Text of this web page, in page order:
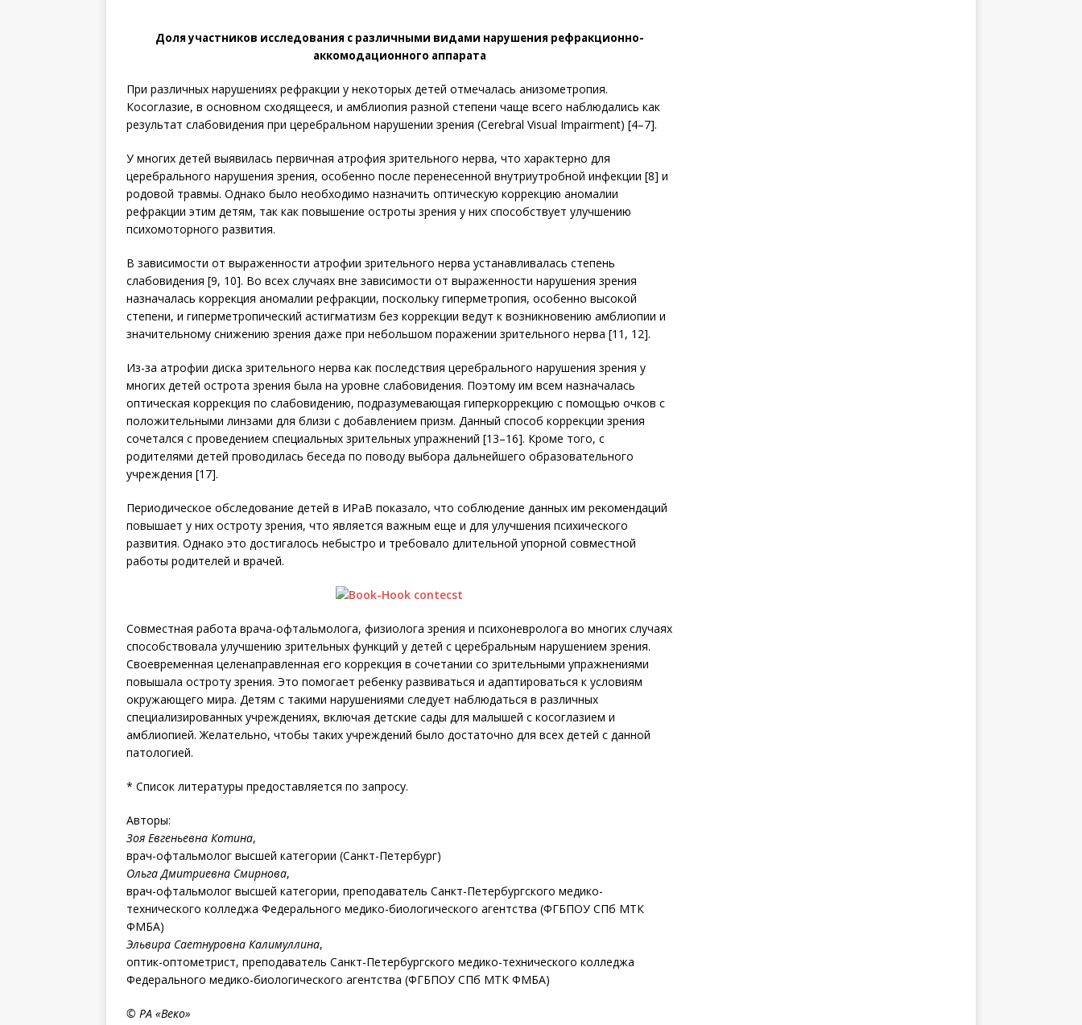
Доля участников исследования с различными видами нарушения рефракционно-
аккомодационного аппарата
При различных нарушениях ре­фракции у некоторых детей отмечалась анизометропия.
Косоглазие, в основном сходящееся, и амблиопия разной степени чаще всего наблюдались как
результат слабовидения при церебральном нарушении зрения (Cerebral Visual Impairment) [4–7].
У многих детей выявилась первичная атрофия зрительного нерва, что характерно для
церебрального нарушения зрения, особенно после перенесенной внутриутробной инфекции [8] и
родовой травмы. Однако было необходимо назначить оптическую коррекцию аномалии
рефракции этим детям, так как повышение остроты зрения у них способствует улучшению
психомоторного развития.
В зависимости от выраженности атрофии зрительного нерва устанавливалась степень
слабовидения [9, 10]. Во всех случаях вне зависимости от выраженности нарушения зрения
назначалась коррекция аномалии рефракции, поскольку гиперметропия, особенно высокой
степени, и гиперметропический астигматизм без коррекции ведут к возникновению амблиопии и
значительному снижению зрения даже при небольшом поражении зрительного нерва [11, 12].
Из-за атрофии диска зрительного нерва как последствия церебрального нарушения зрения у
многих детей острота зрения была на уровне слабовидения. Поэтому им всем назначалась
оптическая коррекция по слабовидению, подразумевающая гиперкоррекцию с помощью очков с
положительными линзами для близи с добавлением призм. Данный способ коррекции зрения
сочетался с проведением специальных зрительных упражнений [13–16]. Кроме того, с
родителями детей проводилась беседа по поводу выбора дальнейшего образовательного
учреждения [17].
Периодическое обследование детей в ИРаВ показало, что соблюдение данных им рекомендаций
повышает у них остроту зрения, что является важным еще и для улучшения психического
развития. Однако это достигалось небыстро и требовало длительной упорной совместной
работы родителей и врачей.
Совместная работа врача-офтальмолога, физиолога зрения и психоневролога во многих случаях
способствовала улучшению зрительных функций у детей с церебральным нарушением зрения.
Своевременная целенаправленная его коррекция в сочетании со зрительными упражнениями
повышала остроту зрения. Это помогает ребенку развиваться и адаптироваться к условиям
окружающего мира. Детям с такими нарушениями следует наблюдаться в различных
специализированных учреждениях, включая детские сады для малышей с косоглазием и
амблиопией. Желательно, чтобы таких учреждений было достаточно для всех детей с данной
патологией.
* Список литературы предоставляется по запросу.
Авторы:
Зоя Евгеньевна Котина,
врач-офтальмолог высшей категории (Санкт-Петербург)
Ольга Дмитриевна Смирнова,
врач-офтальмолог высшей категории, преподаватель Санкт-Петербургского медико-
технического колледжа Федерального медико-биологического агентства (ФГБПОУ СПб МТК
ФМБА)
Эльвира Саетнуровна Калимуллина,
оптик-оптометрист, преподаватель Санкт-Петербургского медико-технического колледжа
Федерального медико-биологического агентства (ФГБПОУ СПб МТК ФМБА)
© РА «Веко»